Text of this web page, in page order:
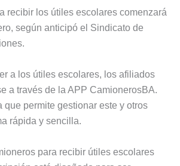
recibir los útiles escolares comenzará
según anticipó el Sindicato de
a los útiles escolares, los afiliados
a través de la APP CamionerosBA.
que permite gestionar este y otros
rápida y sencilla.
para recibir útiles escolares